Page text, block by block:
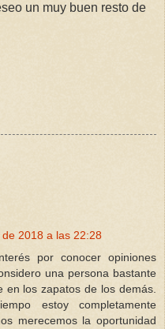
un muy buen resto de
2018 a las 22:28
por conocer opiniones
una persona bastante
en los zapatos de los demás.
estoy completamente
merecemos la oportunidad